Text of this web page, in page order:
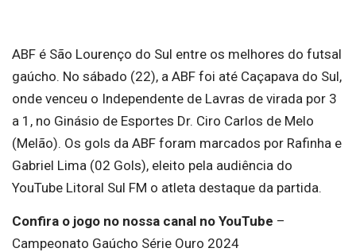
ABF é São Lourenço do Sul entre os melhores do futsal
gaúcho. No sábado (22), a ABF foi até Caçapava do Sul,
onde venceu o Independente de Lavras de virada por 3
a 1, no Ginásio de Esportes Dr. Ciro Carlos de Melo
(Melão). Os gols da ABF foram marcados por Rafinha e
Gabriel Lima (02 Gols), eleito pela audiência do
YouTube Litoral Sul FM o atleta destaque da partida.
Confira o jogo no nossa canal no YouTube –
Campeonato Gaúcho Série Ouro 2024